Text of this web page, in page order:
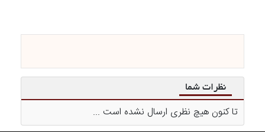
نظرات شما
تا کنون هیچ نظری ارسال نشده است ...